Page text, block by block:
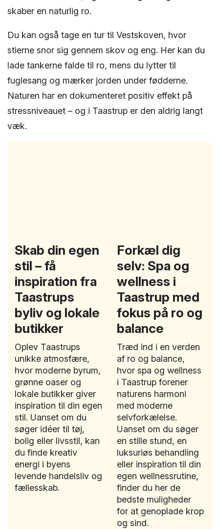
skaber en naturlig ro.
Du kan også tage en tur til Vestskoven, hvor
stierne snor sig gennem skov og eng. Her kan du
lade tankerne falde til ro, mens du lytter til
fuglesang og mærker jorden under fødderne.
Naturen har en dokumenteret positiv effekt på
stressniveauet – og i Taastrup er den aldrig langt
væk.
Skab din egen
stil – få
inspiration fra
Taastrups
byliv og lokale
butikker
Oplev Taastrups
unikke atmosfære,
hvor moderne byrum,
grønne oaser og
lokale butikker giver
inspiration til din egen
stil. Uanset om du
søger idéer til tøj,
bolig eller livsstil, kan
du finde kreativ
energi i byens
levende handelsliv og
fællesskab.
Forkæl dig
selv: Spa og
wellness i
Taastrup med
fokus på ro og
balance
Træd ind i en verden
af ro og balance,
hvor spa og wellness
i Taastrup forener
naturens harmoni
med moderne
selvforkælelse.
Uanset om du søger
en stille stund, en
luksuriøs behandling
eller inspiration til din
egen wellnessrutine,
finder du her de
bedste muligheder
for at genoplade krop
og sind.